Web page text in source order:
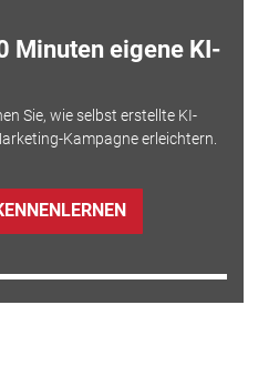
Minuten eigene KI-
Sie, wie selbst erstellte KI-
Kampagne erleichtern.